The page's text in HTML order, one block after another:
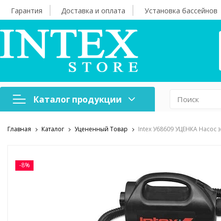
Гарантия Доставка и оплата Установка бассейнов
Каталог продукции
Надувная мебель
Главная Каталог Уцененный Товар Intex У68609 УЦЕНКА Насос
-8%